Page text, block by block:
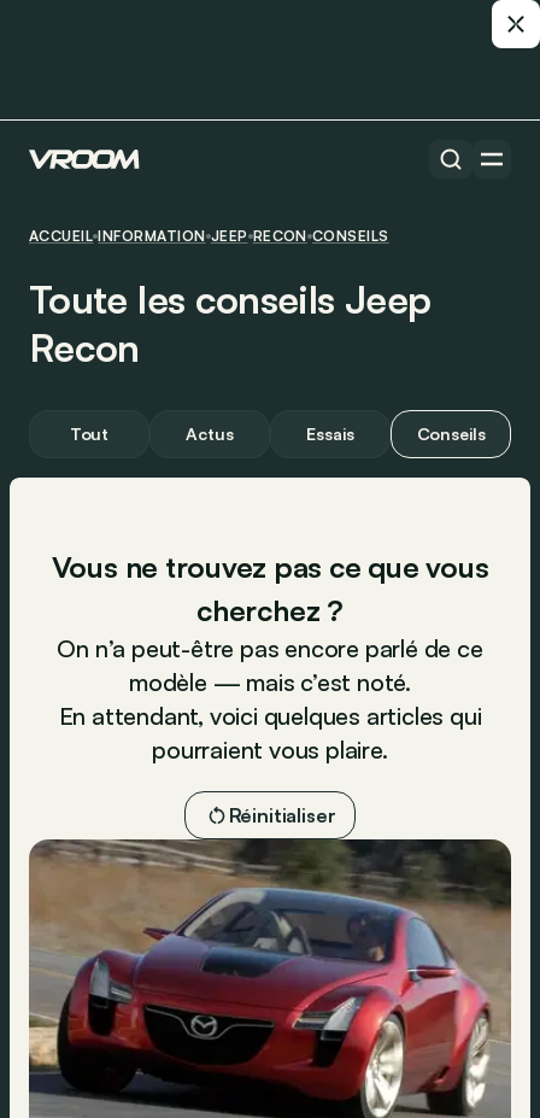
ACCUEIL INFORMATION JEEP RECON CONSEILS
Toute les conseils Jeep
Recon
Tout Actus Essais Conseils
Vous ne trouvez pas ce que vous
cherchez ?
On n’a peut-être pas encore parlé de ce
modèle — mais c’est noté.
En attendant, voici quelques articles qui
pourraient vous plaire.
Réinitialiser